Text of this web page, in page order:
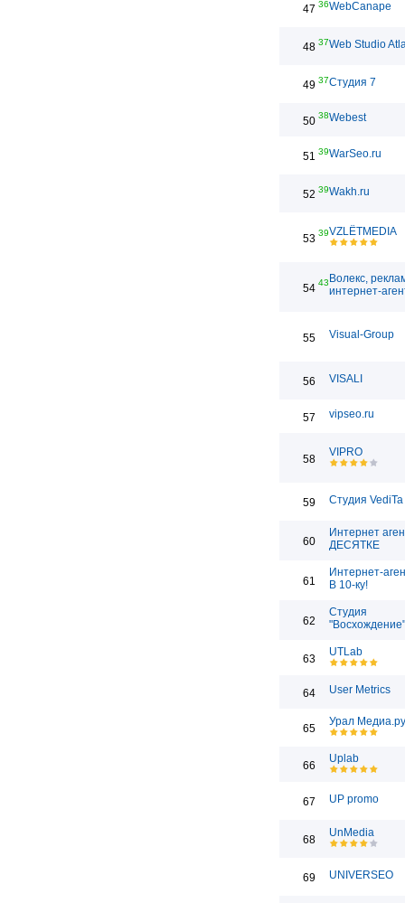
47 36WebCanape
48 37Web Studio
49 37Студия 7
50 38Webest
51 39WarSeo.ru
52 39Wakh.ru
53 39VZLЁTMEDIA
54 43 Волекс,
интернет-
55 Visual-Group
56 VISALI
57 vipseo.ru
58
VIPRO
59 Студия VediTa
60
Интернет
ДЕСЯТКЕ
61
Интернет-
В 10-ку!
62
Студия
"Восхождение"
63
UTLab
64 User Metrics
65
Урал Медиа.ру
66
Uplab
67 UP promo
68
UnMedia
69 UNIVERSEO